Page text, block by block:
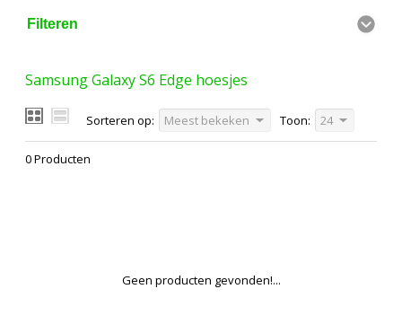
Filteren
Samsung Galaxy S6 Edge hoesjes
Sorteren op: Meest bekeken Toon: 24
0 Producten
Geen producten gevonden!...